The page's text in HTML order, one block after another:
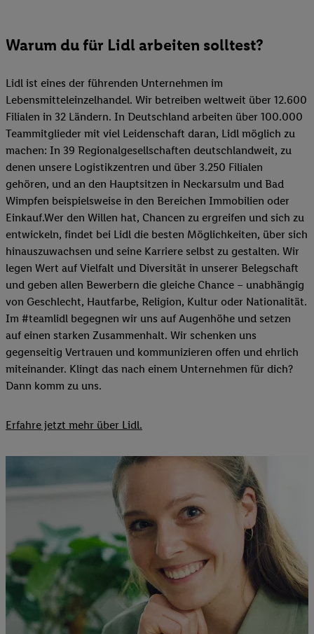
Warum du für Lidl arbeiten solltest?
Lidl ist eines der führenden Unternehmen im
Lebensmitteleinzelhandel. Wir betreiben weltweit über 12.600
Filialen in 32 Ländern. In Deutschland arbeiten über 100.000
Teammitglieder mit viel Leidenschaft daran, Lidl möglich zu
machen: In 39 Regionalgesellschaften deutschlandweit, zu
denen unsere Logistikzentren und über 3.250 Filialen
gehören, und an den Hauptsitzen in Neckarsulm und Bad
Wimpfen beispielsweise in den Bereichen Immobilien oder
Einkauf.Wer den Willen hat, Chancen zu ergreifen und sich zu
entwickeln, findet bei Lidl die besten Möglichkeiten, über sich
hinauszuwachsen und seine Karriere selbst zu gestalten. Wir
legen Wert auf Vielfalt und Diversität in unserer Belegschaft
und geben allen Bewerbern die gleiche Chance – unabhängig
von Geschlecht, Hautfarbe, Religion, Kultur oder Nationalität.
Im #teamlidl begegnen wir uns auf Augenhöhe und setzen
auf einen starken Zusammenhalt. Wir schenken uns
gegenseitig Vertrauen und kommunizieren offen und ehrlich
miteinander. Klingt das nach einem Unternehmen für dich?
Dann komm zu uns.​
Erfahre jetzt mehr über Lidl.